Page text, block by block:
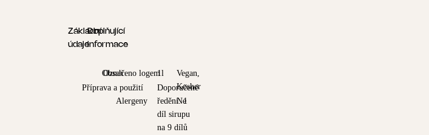
Základní
údaje
Obsah
1l
Příprava a použití
Doporučené
ředění: 1
díl sirupu
na 9 dílů
Doplňující
informace
Označeno logem
Vegan,
Kosher
Alergeny
Ne